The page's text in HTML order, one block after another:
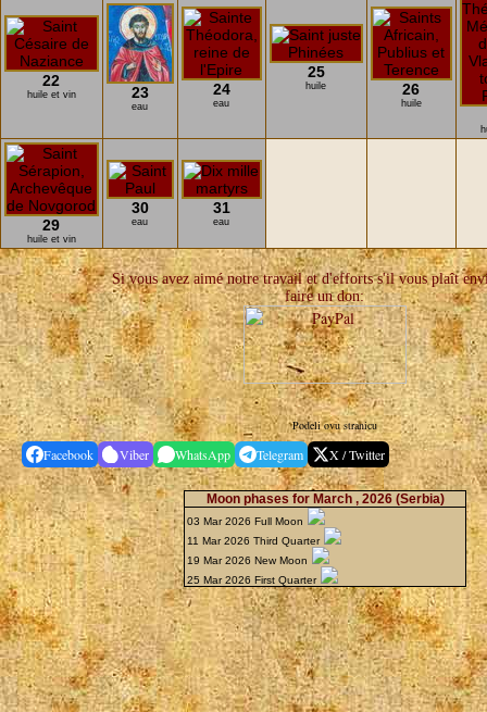
22
huile et vin 23
eau
24
eau
25
huile 26
huile
29
huile et vin
30
eau
31
eau
Si vous avez aimé notre travail et d'efforts s'il vous plaît
faire un don:
Podeli ovu stranicu
Facebook Viber WhatsApp Telegram X / Twitter
Moon phases for March , 2026 (Serbia)
03 Mar 2026 Full Moon
11 Mar 2026 Third Quarter
19 Mar 2026 New Moon
25 Mar 2026 First Quarter